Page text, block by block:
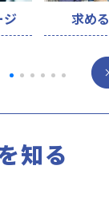
ジ 求め
知る